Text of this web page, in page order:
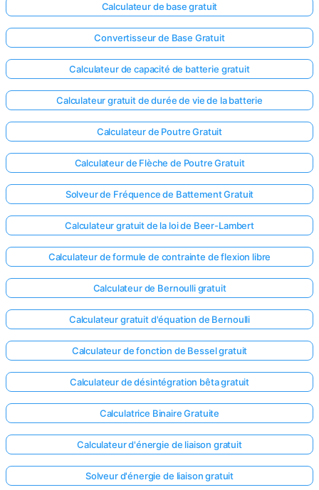
Calculateur de base gratuit
Convertisseur de Base Gratuit
Calculateur de capacité de batterie gratuit
Calculateur gratuit de durée de vie de la batterie
Calculateur de Poutre Gratuit
Calculateur de Flèche de Poutre Gratuit
Solveur de Fréquence de Battement Gratuit
Calculateur gratuit de la loi de Beer-Lambert
Calculateur de formule de contrainte de flexion libre
Calculateur de Bernoulli gratuit
Calculateur gratuit d'équation de Bernoulli
Calculateur de fonction de Bessel gratuit
Calculateur de désintégration bêta gratuit
Calculatrice Binaire Gratuite
Calculateur d'énergie de liaison gratuit
Solveur d'énergie de liaison gratuit